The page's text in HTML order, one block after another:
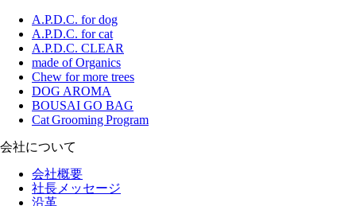
A.P.D.C. for dog
A.P.D.C. for cat
A.P.D.C. CLEAR
made of Organics
Chew for more trees
DOG AROMA
BOUSAI GO BAG
Cat Grooming Program
会社について
会社概要
社長メッセージ
沿革